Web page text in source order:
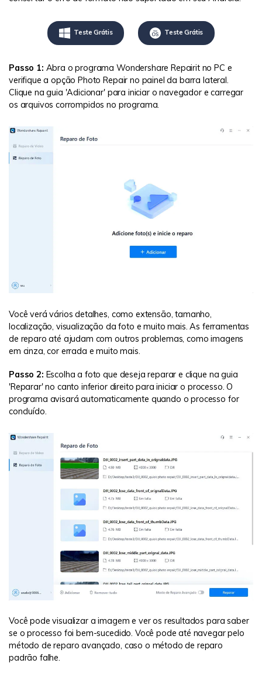
Teste Grátis Teste Grátis
Passo 1: Abra o programa Wondershare Repairit no PC e
verifique a opção Photo Repair no painel da barra lateral.
Clique na guia 'Adicionar' para iniciar o navegador e carregar
os arquivos corrompidos no programa.
Você verá vários detalhes, como extensão, tamanho,
localização, visualização da foto e muito mais. As ferramentas
de reparo até ajudam com outros problemas, como imagens
em cinza, cor errada e muito mais.
Passo 2: Escolha a foto que deseja reparar e clique na guia
'Reparar' no canto inferior direito para iniciar o processo. O
programa avisará automaticamente quando o processo for
concluído.
Você pode visualizar a imagem e ver os resultados para saber
se o processo foi bem-sucedido. Você pode até navegar pelo
método de reparo avançado, caso o método de reparo
padrão falhe.